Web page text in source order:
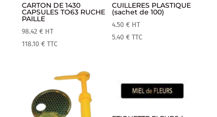
CARTON DE 1430
CAPSULES TO63 RUCHE
PAILLE
98.42 € HT
118.10 € TTC
CUILLERES PLASTIQUE
(sachet de 100)
4.50€ HT
5.40€ TTC